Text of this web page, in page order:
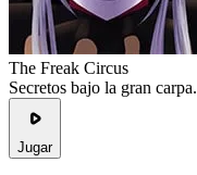
The Freak Circus
Secretos bajo la gran carpa.
Jugar